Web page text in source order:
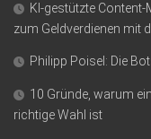
KI-gestützte
zum Geldverdienen mit
Philipp Poisel: Die
10 Gründe, warum
richtige Wahl ist